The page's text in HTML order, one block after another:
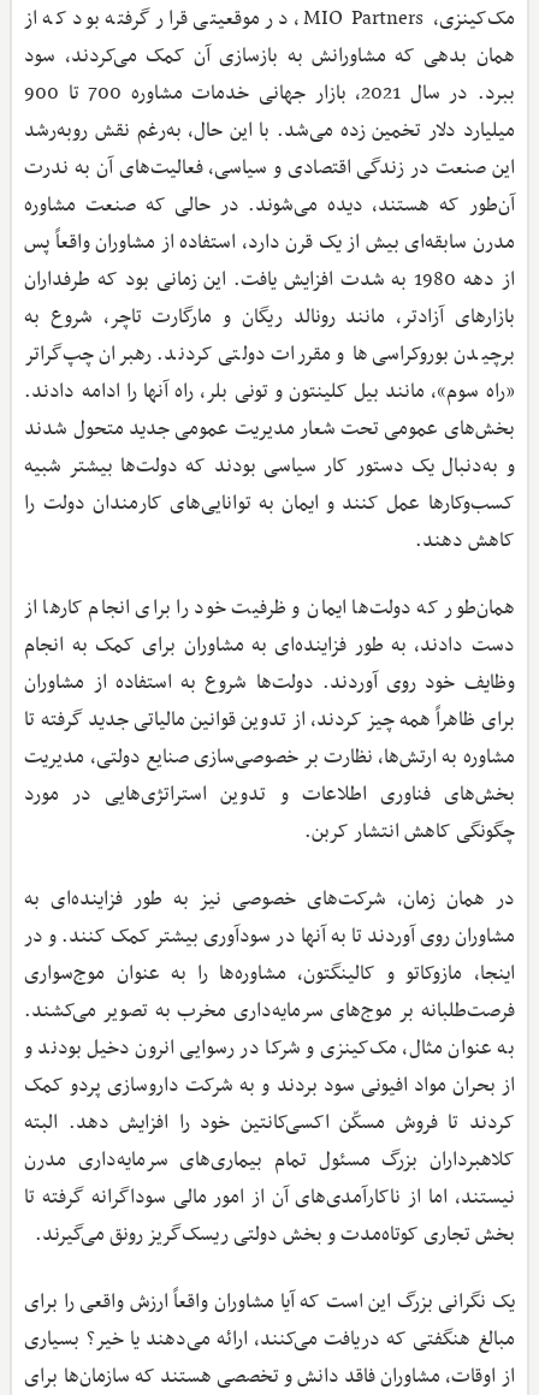
مک‌کینزی، MIO Partners، در موقعیتی قرار گرفته بود که از
همان بدهی که مشاورانش به بازسازی آن کمک می‌کردند، سود
ببرد. در سال 2021، بازار جهانی خدمات مشاوره 700 تا 900
میلیارد دلار تخمین زده می‌شد. با این حال، به‌رغم نقش روبه‌رشد
این صنعت در زندگی اقتصادی و سیاسی، فعالیت‌های آن به ندرت
آن‌طور که هستند، دیده می‌شوند. در حالی که صنعت مشاوره
مدرن سابقه‌ای بیش از یک قرن دارد، استفاده از مشاوران واقعاً پس
از دهه 1980 به شدت افزایش یافت. این زمانی بود که طرفداران
بازارهای آزادتر، مانند رونالد ریگان و مارگارت تاچر، شروع به
برچیدن بوروکراسی‌ها و مقررات دولتی کردند. رهبران چپ‌گراتر
«راه سوم»، مانند بیل کلینتون و تونی بلر، راه آنها را ادامه دادند.
بخش‌های عمومی تحت شعار مدیریت عمومی جدید متحول شدند
و به‌دنبال یک دستور کار سیاسی بودند که دولت‌ها بیشتر شبیه
کسب‌وکارها عمل کنند و ایمان به توانایی‌های کارمندان دولت را
کاهش دهند.
همان‌طور که دولت‌ها ایمان و ظرفیت خود را برای انجام کارها از
دست دادند، به طور فزاینده‌ای به مشاوران برای کمک به انجام
وظایف خود روی آوردند. دولت‌ها شروع به استفاده از مشاوران
برای ظاهراً همه چیز کردند، از تدوین قوانین مالیاتی جدید گرفته تا
مشاوره به ارتش‌ها، نظارت بر خصوصی‌سازی صنایع دولتی، مدیریت
بخش‌های فناوری اطلاعات و تدوین استراتژی‌هایی در مورد
چگونگی کاهش انتشار کربن.
در همان زمان، شرکت‌های خصوصی نیز به طور فزاینده‌ای به
مشاوران روی آوردند تا به آنها در سودآوری بیشتر کمک کنند. و در
اینجا، مازوکاتو و کالینگتون، مشاوره‌ها را به عنوان موج‌سواری
فرصت‌طلبانه بر موج‌های سرمایه‌داری مخرب به تصویر می‌کشند.
به عنوان مثال، مک‌کینزی و شرکا در رسوایی انرون دخیل بودند و
از بحران مواد افیونی سود بردند و به شرکت داروسازی پردو کمک
کردند تا فروش مسکّن اکسی‌کانتین خود را افزایش دهد. البته
کلاهبرداران بزرگ مسئول تمام بیماری‌های سرمایه‌داری مدرن
نیستند، اما از ناکارآمدی‌های آن از امور مالی سوداگرانه گرفته تا
بخش تجاری کوتاه‌مدت و بخش دولتی ریسک‌گریز رونق می‌گیرند.
یک نگرانی بزرگ این است که آیا مشاوران واقعاً ارزش واقعی را برای
مبالغ هنگفتی که دریافت می‌کنند، ارائه می‌دهند یا خیر؟ بسیاری
از اوقات، مشاوران فاقد دانش و تخصصی هستند که سازمان‌ها برای